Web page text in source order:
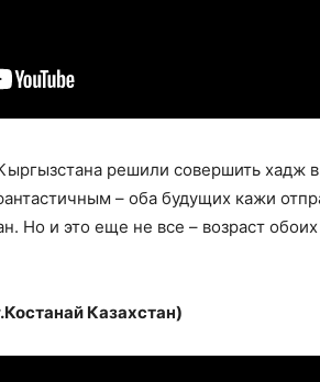
решили совершить хадж
– оба будущих кажи
Но и это еще не все – возраст
Казахстан)